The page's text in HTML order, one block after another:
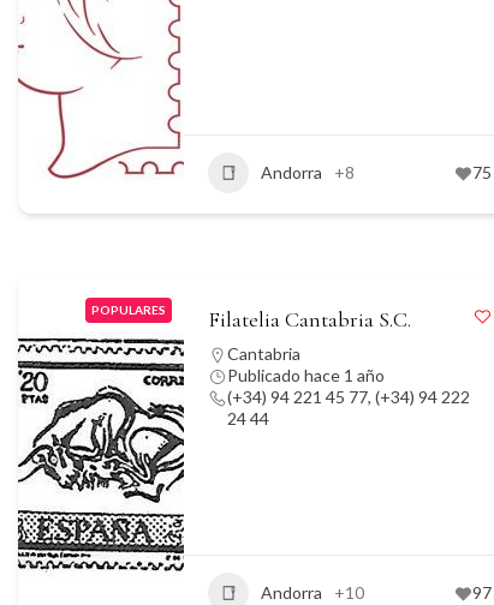
Andorra +8 75
POPULARES Filatelia Cantabria S.C.
Cantabria
Publicado hace 1 año
(+34) 94 221 45 77, (+34) 94 222
24 44
Andorra +10 97